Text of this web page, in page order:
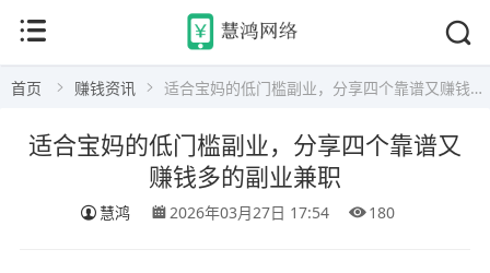
首页 赚钱资讯 适合宝妈的低门槛副业，分享四个靠谱又赚钱多的副业兼职
适合宝妈的低门槛副业，分享四个靠谱又
赚钱多的副业兼职
慧鸿 2026年03月27日 17:54 180